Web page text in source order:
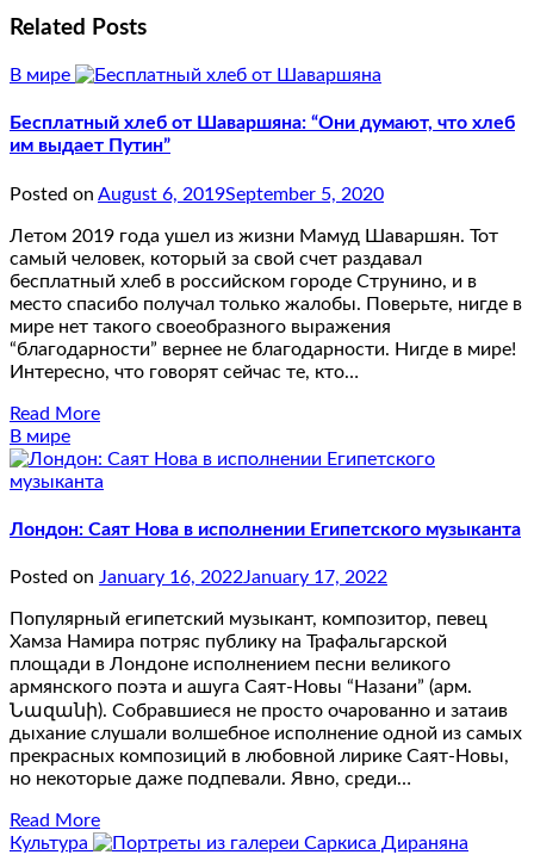
Related Posts
В мире
Бесплатный хлеб от Шаваршяна: “Они думают, что хлеб
им выдает Путин”
Posted on August 6, 2019September 5, 2020
Летом 2019 года ушел из жизни Мамуд Шаваршян. Тот
самый человек, который за свой счет раздавал
бесплатный хлеб в российском городе Струнино, и в
место спасибо получал только жалобы. Поверьте, нигде в
мире нет такого своеобразного выражения
“благодарности” вернее не благодарности. Нигде в мире!
Интересно, что говорят сейчас те, кто…
Read More
В мире
Лондон: Саят Нова в исполнении Египетского музыканта
Posted on January 16, 2022January 17, 2022
Популярный египетский музыкант, композитор, певец
Хамза Намира потряс публику на Трафальгарской
площади в Лондоне исполнением песни великого
армянского поэта и ашуга Саят-Новы “Назани” (арм.
Նազանի). Собравшиеся не просто очарованно и затаив
дыхание слушали волшебное исполнение одной из самых
прекрасных композиций в любовной лирике Саят-Новы,
но некоторые даже подпевали. Явно, среди…
Read More
Культура